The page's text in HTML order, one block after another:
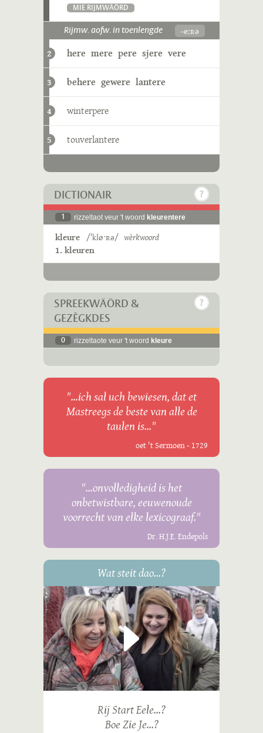
MIE RIJMWÄÖRD
Rijmw. aofw. in toenlengde -eːʀə
2 here mere pere sjere vere
3 behere gewere lantere
4 winterpere
5 touverlantere
DICTIONAIR
1 rizzeltaot veur 't woord kleurentere
kleure /ˈkløˑʀə/ wèrkwoord
1. kleuren
SPREEKWÄÖRD &
GEZÈGKDES
0 rizzeltaote veur 't woord kleure
"...ich sal uch bewiesen, dat et
Mastreegs de beste van alle de
taulen is..."
oet 't Sermoen - 1729
"...onvolledigheid is het
onbetwistbare, eeuwenoude
voorrecht van elke lexicograaf."
Dr. H.J.E. Endepols
Wat steit dao...?
Rij Start Eele...?
Boe Zie Je...?